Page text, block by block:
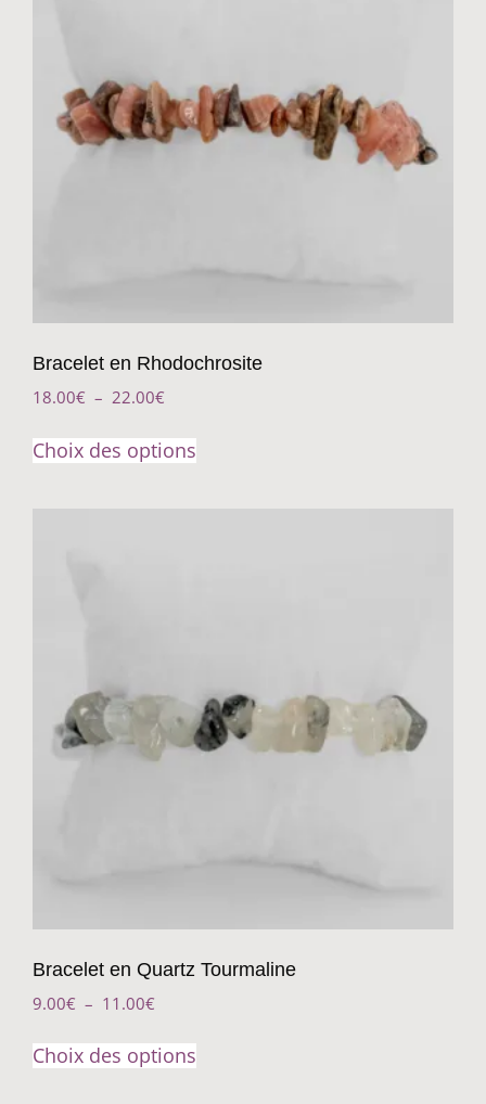
Bracelet en Rhodochrosite
18.00€ – 22.00€
Choix des options
Bracelet en Quartz Tourmaline
9.00€ – 11.00€
Choix des options